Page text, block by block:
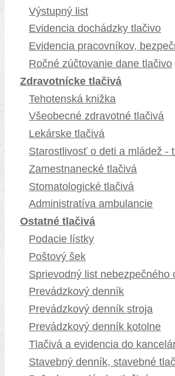
Výstupný list
Evidencia dochádzky tlačivo
Evidencia pracovníkov,
Ročné zúčtovanie dane tlačivo
Zdravotnícke tlačivá
Tehotenská knižka
Všeobecné zdravotné tlačivá
Lekárske tlačivá
Starostlivosť o deti a mládež -
Zamestnanecké tlačivá
Stomatologické tlačivá
Administratíva ambulancie
Ostatné tlačivá
Podacie lístky
Poštový šek
Sprievodný list nebezpečného
Prevádzkový denník
Prevádzkový denník stroja
Prevádzkový denník kotolne
Tlačivá a evidencia do
Stavebný denník, stavebné